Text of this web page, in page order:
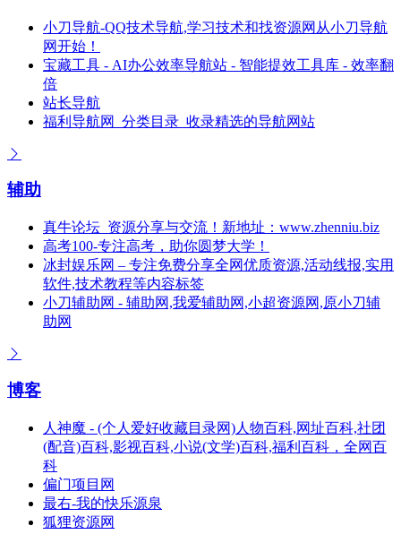
小刀导航-QQ技术导航,学习技术和找资源网从小刀导航
网开始！
宝藏工具 - AI办公效率导航站 - 智能提效工具库 - 效率翻
倍
站长导航
福利导航网_分类目录_收录精选的导航网站
辅助
真牛论坛_资源分享与交流！新地址：www.zhenniu.biz
高考100-专注高考，助你圆梦大学！
冰封娱乐网 – 专注免费分享全网优质资源,活动线报,实用
软件,技术教程等内容标签
小刀辅助网 - 辅助网,我爱辅助网,小超资源网,原小刀辅
助网
博客
人神魔 - (个人爱好收藏目录网)人物百科,网址百科,社团
(配音)百科,影视百科,小说(文学)百科,福利百科，全网百
科
偏门项目网
最右-我的快乐源泉
狐狸资源网